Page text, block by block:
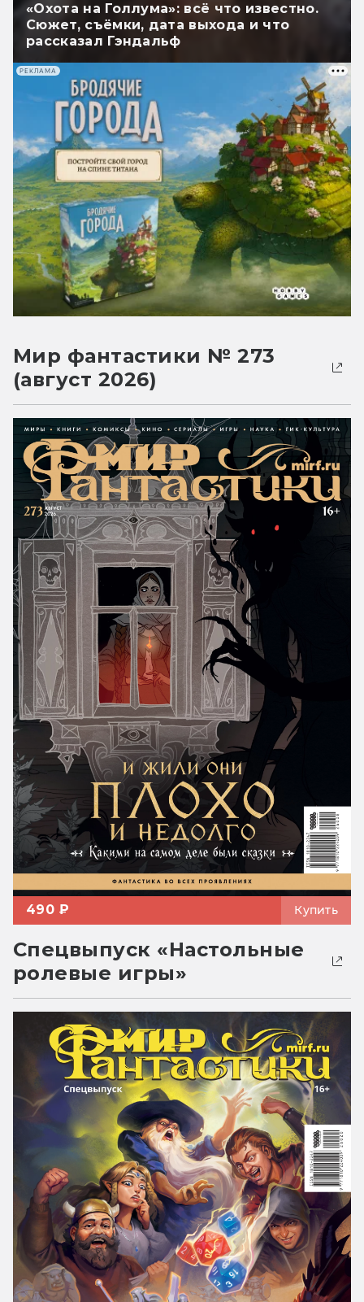
«Охота на Голлума»: всё что известно.
Сюжет, съёмки, дата выхода и что
рассказал Гэндальф
РЕКЛАМА
Мир фантастики № 273
(август 2026)
490 ₽ Купить
Спецвыпуск «Настольные
ролевые игры»